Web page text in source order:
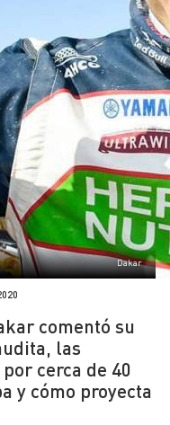
Dakar
comentó su
las
cerca de 40
y cómo proyecta